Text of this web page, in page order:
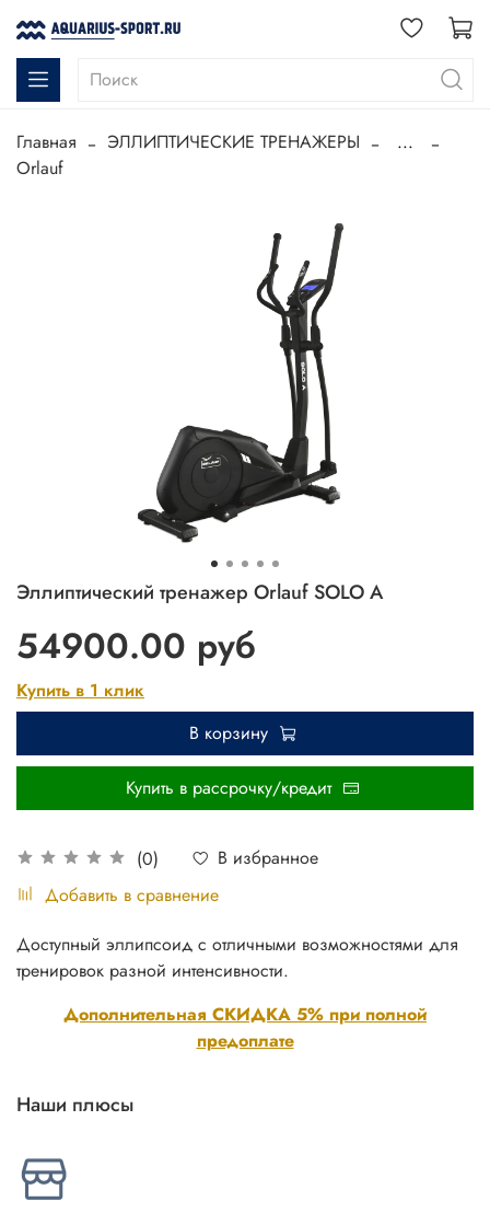
Главная ЭЛЛИПТИЧЕСКИЕ ТРЕНАЖЕРЫ
...
Orlauf
Эллиптический тренажер Orlauf SOLO A
(0)
В избранное
Добавить в сравнение
54900.00 руб
Купить в 1 клик
В корзину
Купить в рассрочку/кредит
Дополнительная СКИДКА 5% при полной
предоплате
Доступный эллипсоид с отличными возможностями для
тренировок разной интенсивности.
Наши плюсы